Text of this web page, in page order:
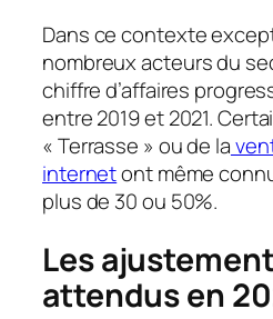
Dans ce contexte
nombreux acteurs du
chiffre d’affaires
entre 2019 et 2021.
« Terrasse » ou de la
internetont même
plus de 30 ou 50%.
Les
attendus en